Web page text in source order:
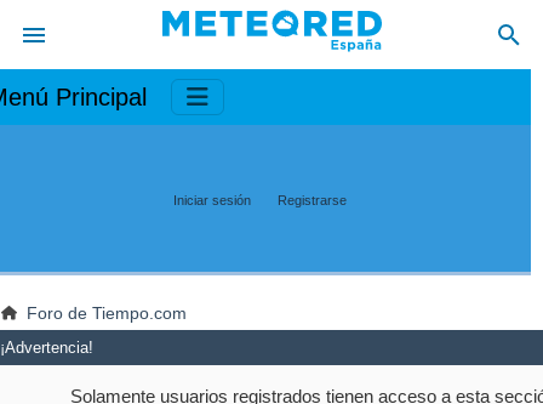
Principal
Iniciar sesión Registrarse
Foro de Tiempo.com
¡Advertencia!
Solamente usuarios registrados tienen acceso a esta